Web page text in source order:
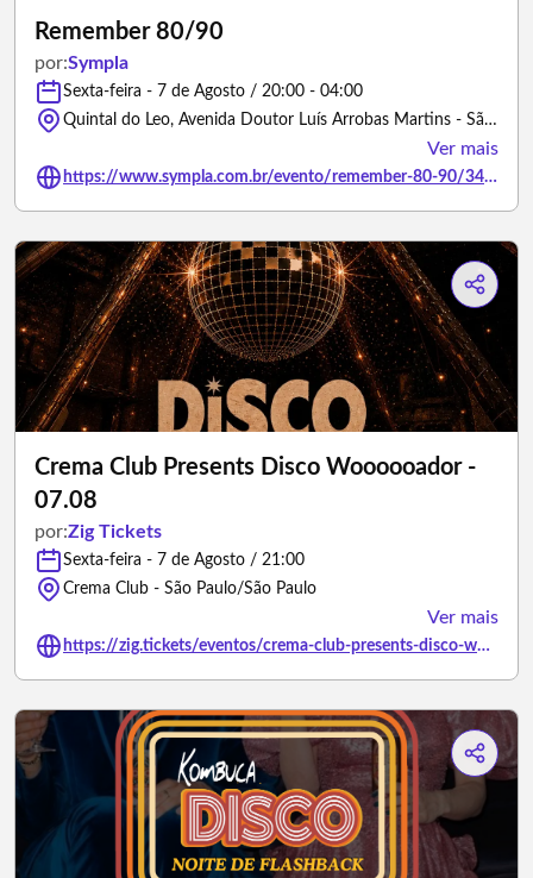
Remember 80/90
por:Sympla
Sexta-feira - 7 de Agosto / 20:00 - 04:00
Quintal do Leo, Avenida Doutor Luís Arrobas Martins - São Paulo/São Paulo
Ver mais
https://www.sympla.com.br/evento/remember-80-90/3486617
Crema Club Presents Disco Woooooador -
07.08
por:Zig Tickets
Sexta-feira - 7 de Agosto / 21:00
Crema Club - São Paulo/São Paulo
Ver mais
https://zig.tickets/eventos/crema-club-presents-disco-wooooador-0708